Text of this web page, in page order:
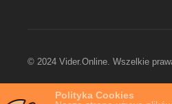
Polityka Cookies
© 2024 Vider.Online. Wszelkie